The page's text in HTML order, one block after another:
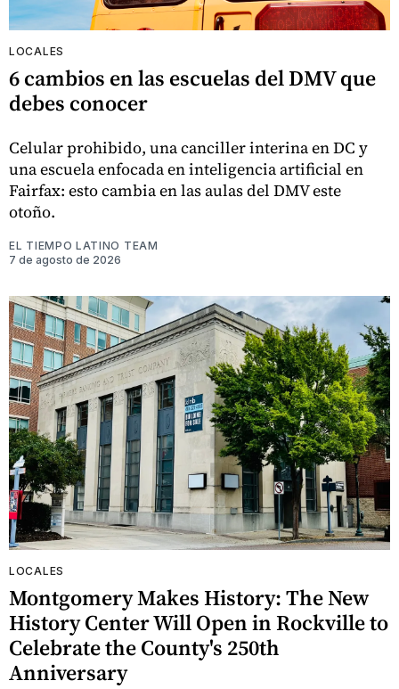
LOCALES
6 cambios en las escuelas del DMV que
debes conocer
Celular prohibido, una canciller interina en DC y
una escuela enfocada en inteligencia artificial en
Fairfax: esto cambia en las aulas del DMV este
otoño.
EL TIEMPO LATINO TEAM
7 de agosto de 2026
LOCALES
Montgomery Makes History: The New
History Center Will Open in Rockville to
Celebrate the County's 250th
Anniversary